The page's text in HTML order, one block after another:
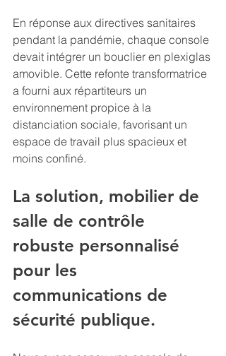
En réponse aux directives sanitaires
pendant la pandémie, chaque console
devait intégrer un bouclier en plexiglas
amovible. Cette refonte transformatrice
a fourni aux répartiteurs un
environnement propice à la
distanciation sociale, favorisant un
espace de travail plus spacieux et
moins confiné.
La solution, mobilier de
salle de contrôle
robuste personnalisé
pour les
communications de
sécurité publique.